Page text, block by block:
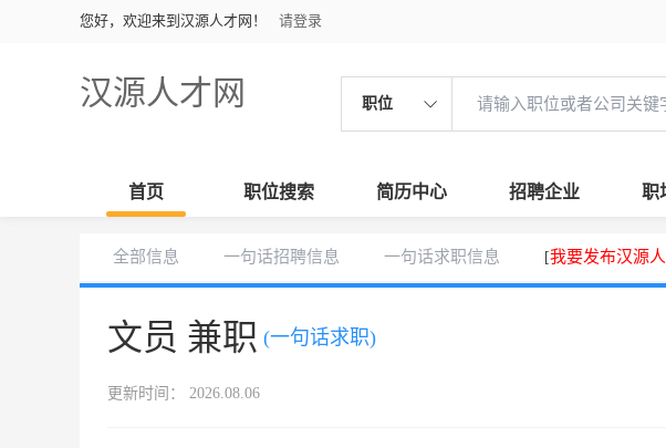
您好，欢迎来到汉源人才网！ 请登录
汉源人才网 职位
首页 职位搜索 简历中心 招聘企业 职
全部信息 一句话招聘信息 一句话求职信息 [我要发布汉源
文员 兼职 (一句话求职)
更新时间： 2026.08.06